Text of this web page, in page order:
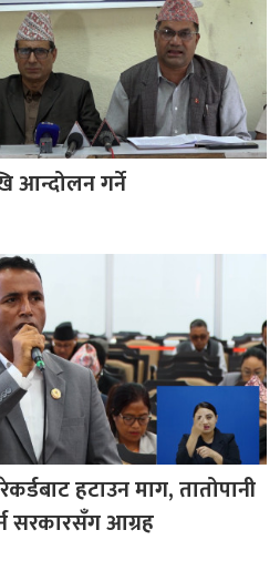
आन्दोलन गर्ने
हटाउन माग, तातोपानी
सरकारसँग आग्रह